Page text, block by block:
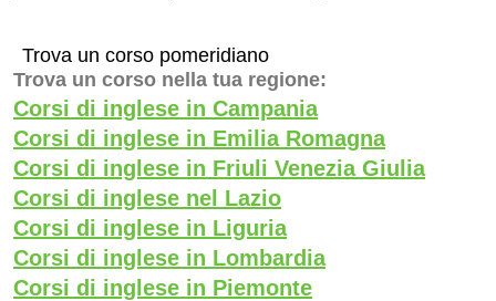
Trova un corso pomeridiano
Trova un corso nella tua regione:
Corsi di inglese in Campania
Corsi di inglese in Emilia Romagna
Corsi di inglese in Friuli Venezia Giulia
Corsi di inglese nel Lazio
Corsi di inglese in Liguria
Corsi di inglese in Lombardia
Corsi di inglese in Piemonte